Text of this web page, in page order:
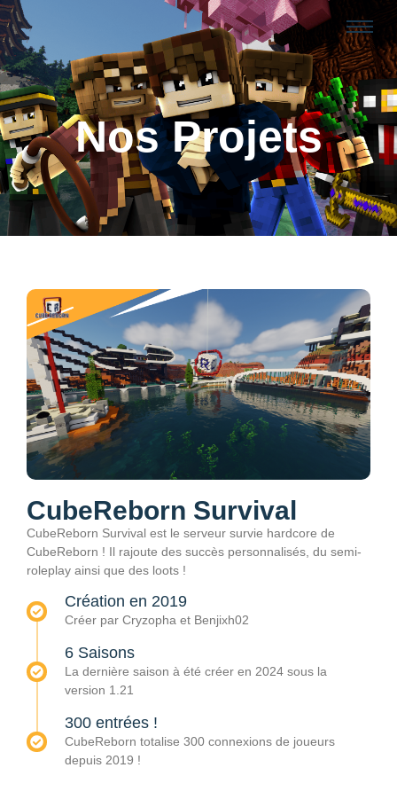
Nos Projets
CubeReborn Survival
CubeReborn Survival est le serveur survie hardcore de
CubeReborn ! Il rajoute des succès personnalisés, du semi-
roleplay ainsi que des loots !
Création en 2019
Créer par Cryzopha et Benjixh02
6 Saisons
La dernière saison à été créer en 2024 sous la
version 1.21
300 entrées !
CubeReborn totalise 300 connexions de joueurs
depuis 2019 !